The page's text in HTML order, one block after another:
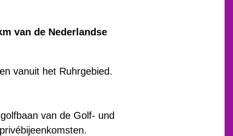
van de Nederlandse
vanuit het Ruhrgebied.
van de Golf- und